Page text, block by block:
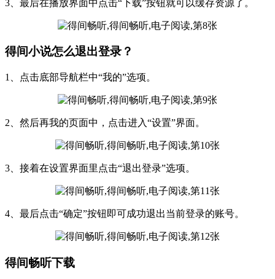
3、最后在播放界面中点击“下载”按钮就可以缓存资源了。
得间小说怎么退出登录？
1、点击底部导航栏中“我的”选项。
2、然后再我的页面中，点击进入“设置”界面。
3、接着在设置界面里点击“退出登录”选项。
4、最后点击“确定”按钮即可成功退出当前登录的账号。
得间畅听下载